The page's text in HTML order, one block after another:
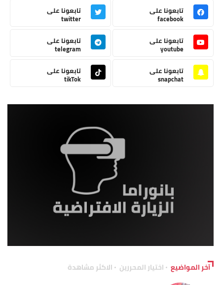
تابعونا على
facebook
تابعونا على
twitter
تابعونا على
youtube
تابعونا على
telegram
تابعونا على
snapchat
تابعونا على
tikTok
آخر المواضيع اختيار المحررين الاكثر مشاهدة